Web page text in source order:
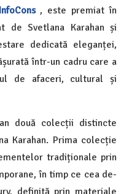
InfoCons, este premiat în
de Svetlana Karahan și
dedicată eleganței,
într-un cadru care a
de afaceri, cultural și
două colecții distincte
Karahan. Prima colecție
tradiționale prin
în timp ce cea de-
definită prin materiale